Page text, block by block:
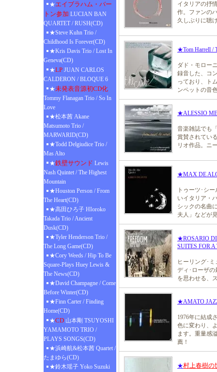
★エイブラハム・バー
トン参加 LUCIAN BAN
QUARTET / RUSH(CD)
★Steve Kuhn Trio /
Childhood Is Forever(CD)
★Kris Davis Trio / Lost In
Geneva(CD)
★LP JUAN CARLOS
CALDERON / BLOQUE 6
★未発表音源初CD化
Tommy Flanagan Trio / So In
Love
★松本茜 Akane
Matsumoto Trio /
MARWARID(CD)
★Todd Delgiudice Trio /
Mas Alto
★鉄壁サウンド Lewis
Nash Quintet / The Highest
Mountain
★Houston Person / From
The Heart(CD)
★高田ひろ子 HIoroko
Takada Trio / Ancient
Dusk(CD)
★Tyler Henderson Trio /
The Long Game(CD)
★Cory Weeds / Hip To Be
Square-Plays Huey Lewis &
The News(CD)
★David Champagne / Come
Before Winter(CD)
★Finn Carter / Finding
Home(CD)
★CD 山本剛 TSUYOSHI
YAMAMOTO TRIO /
PLAYS SONGS(CD)
★浜崎航&松本茜 Quartet /
たまゆら(CD)
★鈴木瑶子 Yoko Suzuki
イタリアの抒
作。ファンの
久しぶりに聴
★Tom Harrell /
ダド・モロー
録音した、コ
っており、ト
ンペットの音
★ALESSIO
音楽雑誌でも
賞賛されてい
リオ作品。ニ
★MAX DE
トゥーツ･シ
いイタリア・
シックの名曲
夫人」などが
★ROSARIO DI
SUITES FOR A
ヒーリング･
ディ･ローザの
を思わせる、
★AMATO
1976年に結成
色に変わり、
ます。重量感
薦！
★村上春樹の